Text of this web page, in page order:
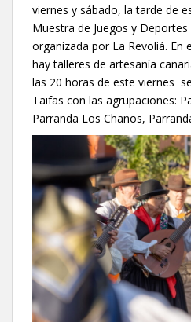
viernes y sábado, la tarde de
Muestra de Juegos y
organizada por La Revoliá. En
hay talleres de artesanía
las 20 horas de este viernes
Taifas con las agrupaciones:
Parranda Los Chanos,